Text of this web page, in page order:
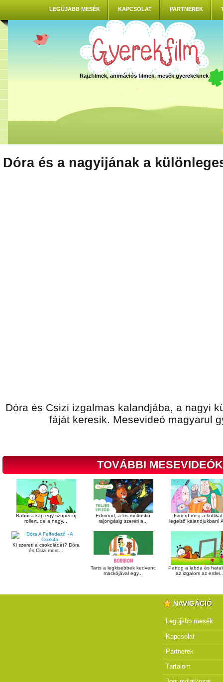
LEGÚJABB MESÉK KAPCSOLAT PARTNEREK
Rajzfilmek, animációs filmek, mesék gyerekeknek
Dóra és a nagyijának a
Dóra és Csizi izgalmas kalandjába, a nagyi
fáját keresik. Mesevideó magyarul
TOVÁBBI
Babóca kap egy szuper új
rollert, de a nagy...
Edmond, a kis mókusfiú
rajongásig szereti a...
Ismerd meg a
legelső kalandjukban!
Ki szereti a csokoládét? Dóra
és Csizi most...
Tarts a legkisebbek kedvenc
mackójával egy...
Pattog a labda és
az izgalom az
NAVIGÁCIÓ
Legújabb mesék
Kapcsolat
Partnerek
Tartalom